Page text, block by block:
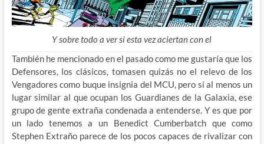
Y sobre todo a ver si esta vez aciertan con el
También he mencionado en el pasado como me gustaría que los
Defensores, los clásicos, tomasen quizás no el relevo de los
Vengadores como buque insignia del MCU, pero si al menos un
lugar similar al que ocupan los Guardianes de la Galaxia, ese
grupo de gente extraña condenada a entenderse. Y es que por
un lado tenemos a un Benedict Cumberbatch que como
Stephen Extraño parece de los pocos capaces de rivalizar con